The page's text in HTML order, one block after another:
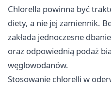
Chlorella powinna być
diety, a nie jej zamiennik.
zakłada jednoczesne
oraz odpowiednią podaż
węglowodanów.
Stosowanie chlorelli w